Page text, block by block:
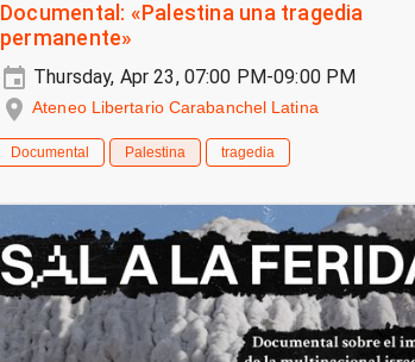
Documental: «Palestina una tragedia
permanente»
Thursday, Apr 23, 07:00 PM-09:00 PM
Ateneo Libertario Carabanchel Latina
Documental Palestina tragedia